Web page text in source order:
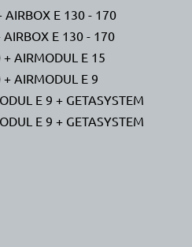
AIRBOX E 130 - 170
E 130 - 170
AIRMODUL E 15
AIRMODUL E 9
E 9 + GETASYSTEM
E 9 + GETASYSTEM